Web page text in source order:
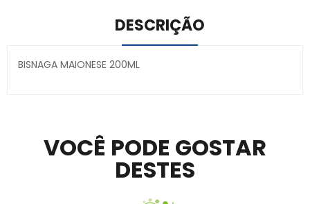
DESCRIÇÃO
BISNAGA MAIONESE 200ML
VOCÊ PODE GOSTAR
DESTES